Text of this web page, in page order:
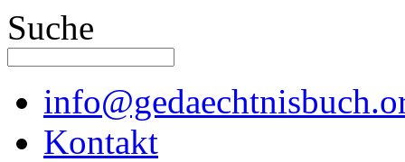
Suche
Kontakt